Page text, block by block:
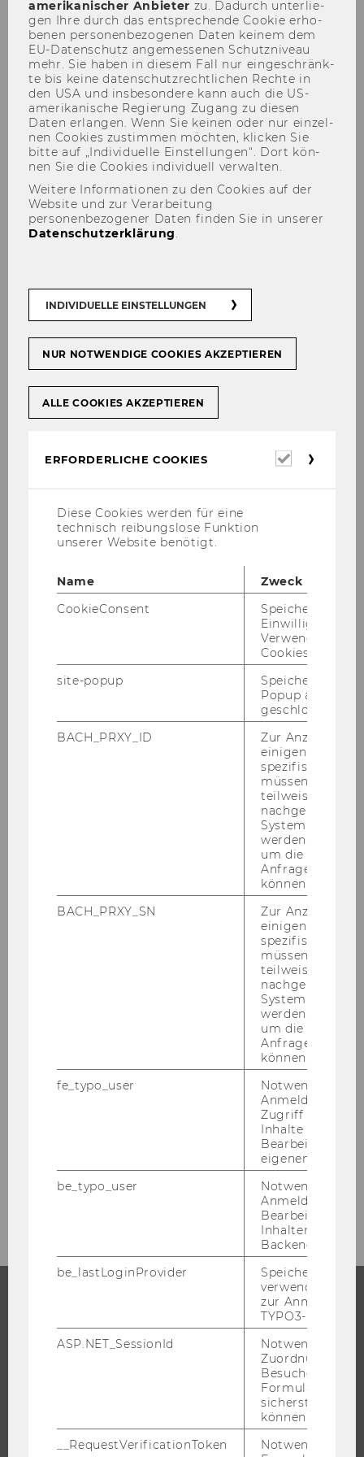
Oktober 2015
Mitteilungsblatt vom 01. Oktober
2015, 01. Stück
Mitteilungsblatt vom 07. Oktober
2015, 02. Stück
2015, 03. Stück
Mitteilungsblatt vom 21. Oktober
2015, 04. Stück
2015, 05. Stück
Studienjahr 2015/2016
Oktober 2015
Mitteilungsblatt vom 01. Oktober 2015, 01.
Stück
Stück
Mitteilungsblatt vom 14. Oktober 2015, 03.
Mitteilungsblatt vom 21. Oktober 2015, 04.
Stück
Mitteilungsblatt vom 28. Oktober 2015, 05.
Stück
Februar 2016
Juni 2016
September 2016
EXECUTIVE EDUCATION
amerikanischer An­bie­ter zu. Da­durch un­ter­lie­
gen Ihre durch das ent­spre­chen­de Coo­kie er­ho­
be­nen per­so­nen­be­zo­ge­nen Daten kei­nem dem
EU-​Datenschutz an­ge­mes­se­nen Schutz­ni­veau
mehr. Sie haben in die­sem Fall nur ein­ge­schränk­
te bis keine da­ten­schutz­recht­li­chen Rech­te in
den USA und ins­be­son­de­re kann auch die US-​
amerikanische Re­gie­rung Zu­gang zu die­sen
Daten er­lan­gen. Wenn Sie kei­nen oder nur ein­zel­
nen Coo­kies zu­stim­men möch­ten, kli­cken Sie
bitte auf „In­di­vi­du­el­le Ein­stel­lun­gen“. Dort kön­
nen Sie die Coo­kies in­di­vi­du­ell ver­wal­ten.
Weitere Informationen zu den Cookies auf der
Website und zur Verarbeitung
personenbezogener Daten finden Sie in unserer
Datenschutzerklärung.
INDIVIDUELLE EINSTELLUNGEN
NUR NOTWENDIGE COOKIES AKZEPTIEREN
ALLE COOKIES AKZEPTIEREN
ERFORDERLICHE COOKIES
Diese Cookies werden für eine
technisch reibungslose Funktion
unserer Website benötigt.
Name
Zweck
CookieConsent
Speichert Ihre
Einwilligung zur
Verwendung von
Cookies.
site-popup
Speichert ob ein
Popup
geschlossen
BACH_PRXY_ID
Zur Anzeige von
einigen WU-
spezifischen
müssen
teilweise von
nachgelagerten
System
werden.
um die Antwort
Anfrage
können.
BACH_PRXY_SN
Zur Anzeige von
einigen WU-
spezifischen
müssen
teilweise von
nachgelagerten
System
werden.
um die Antwort
Anfrage
können.
fe_typo_user
Notwendig für
Anmeldung und
Zugriff auf
Inhalte oder zur
Bearbeitung des
eigenen Profils.
be_typo_user
Notwendig für
Anmeldung und
Bearbeitung von
Inhalten im
Backend.
be_lastLoginProvider
Speichert die
verwendete
zur Anmeldung
TYPO3-Backend.
ASP.NET_SessionId
Notwendig, um
Zuordnung von
Besucher zu
sicherstellen zu
können.
__RequestVerificationToken
Notwendig, um